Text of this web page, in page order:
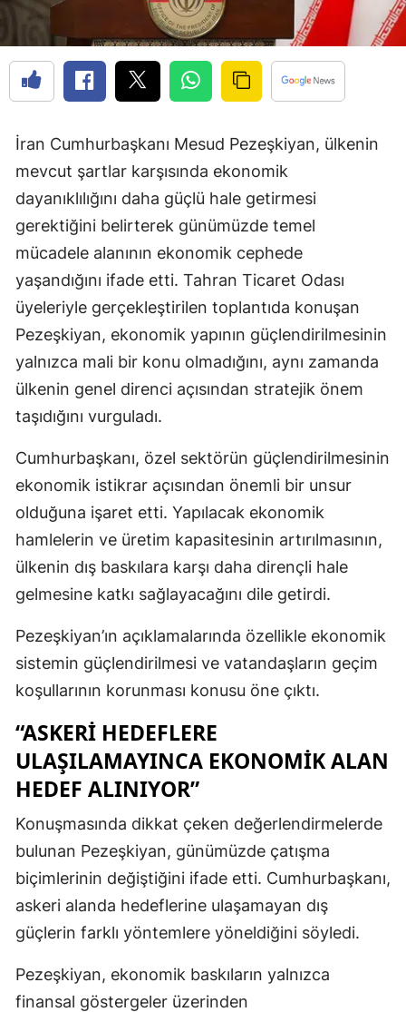
İran Cumhurbaşkanı Mesud Pezeşkiyan, ülkenin
mevcut şartlar karşısında ekonomik
dayanıklılığını daha güçlü hale getirmesi
gerektiğini belirterek günümüzde temel
mücadele alanının ekonomik cephede
yaşandığını ifade etti. Tahran Ticaret Odası
üyeleriyle gerçekleştirilen toplantıda konuşan
Pezeşkiyan, ekonomik yapının güçlendirilmesinin
yalnızca mali bir konu olmadığını, aynı zamanda
ülkenin genel direnci açısından stratejik önem
taşıdığını vurguladı.
Cumhurbaşkanı, özel sektörün güçlendirilmesinin
ekonomik istikrar açısından önemli bir unsur
olduğuna işaret etti. Yapılacak ekonomik
hamlelerin ve üretim kapasitesinin artırılmasının,
ülkenin dış baskılara karşı daha dirençli hale
gelmesine katkı sağlayacağını dile getirdi.
Pezeşkiyan’ın açıklamalarında özellikle ekonomik
sistemin güçlendirilmesi ve vatandaşların geçim
koşullarının korunması konusu öne çıktı.
“ASKERI HEDEFLERE
ULAŞILAMAYINCA EKONOMIK ALAN
HEDEF ALINIYOR”
Konuşmasında dikkat çeken değerlendirmelerde
bulunan Pezeşkiyan, günümüzde çatışma
biçimlerinin değiştiğini ifade etti. Cumhurbaşkanı,
askeri alanda hedeflerine ulaşamayan dış
güçlerin farklı yöntemlere yöneldiğini söyledi.
Pezeşkiyan, ekonomik baskıların yalnızca
finansal göstergeler üzerinden